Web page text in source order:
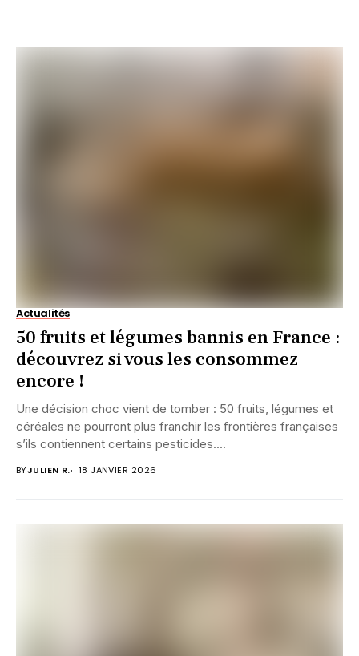
Actualités
50 fruits et légumes bannis en France :
découvrez si vous les consommez
encore !
Une décision choc vient de tomber : 50 fruits, légumes et
céréales ne pourront plus franchir les frontières françaises
s’ils contiennent certains pesticides....
BYJULIEN R. 18 JANVIER 2026